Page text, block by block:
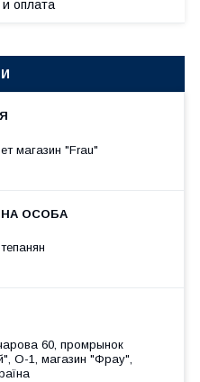
и оплата
магазин "Frau"
60, промрынок
О-1, магазин "Фрау",